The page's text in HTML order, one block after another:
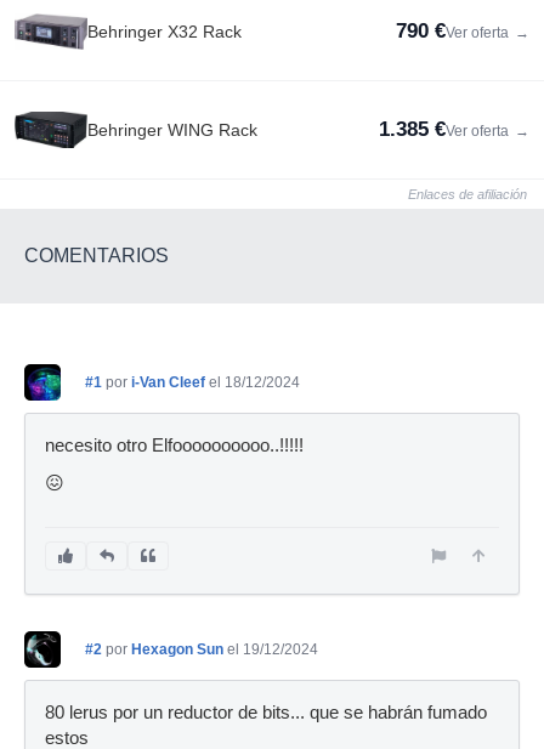
Behringer X32 Rack 790 €Ver oferta →
Behringer WING Rack 1.385 €Ver oferta →
Enlaces de afiliación
COMENTARIOS
#1 por i-Van Cleef el 18/12/2024
necesito otro Elfoooooooooo..!!!!!
😖
#2 por Hexagon Sun el 19/12/2024
80 lerus por un reductor de bits... que se habrán fumado
estos